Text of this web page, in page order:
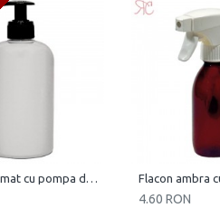
Flacon alb mat cu pompa dozatoare, 500 ml
4.60 RON